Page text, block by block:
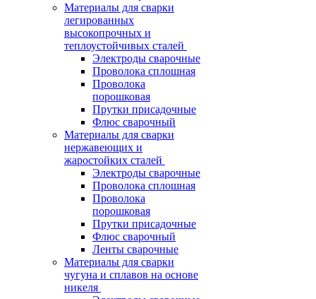
Материалы для сварки
легированных
высокопрочных и
теплоустойчивых сталей
Электроды сварочные
Проволока сплошная
Проволока
порошковая
Прутки присадочные
Флюс сварочный
Материалы для сварки
нержавеющих и
жаростойких сталей
Электроды сварочные
Проволока сплошная
Проволока
порошковая
Прутки присадочные
Флюс сварочный
Ленты сварочные
Материалы для сварки
чугуна и сплавов на основе
никеля